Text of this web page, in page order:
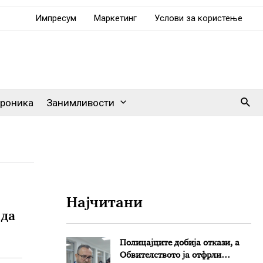
Импресум Маркетинг Услови за користење
Занимливости
Најчитани
Полицајците добија откази, а
Обвителството ја отфрли